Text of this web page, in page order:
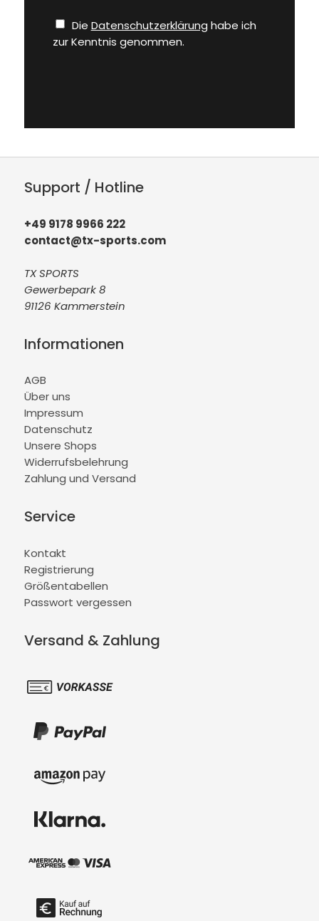
Die Datenschutzerklärung habe ich
zur Kenntnis genommen.
Support / Hotline
+49 9178 9966 222
contact@tx-sports.com
TX SPORTS
Gewerbepark 8
91126 Kammerstein
Informationen
AGB
Über uns
Impressum
Datenschutz
Unsere Shops
Widerrufsbelehrung
Zahlung und Versand
Service
Kontakt
Registrierung
Größentabellen
Passwort vergessen
Versand & Zahlung